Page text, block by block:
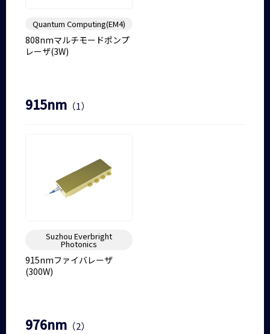
Quantum Computing(EM4)
808nmマルチモードポンプ
レーザ(3W)
915nm （1）
Suzhou Everbright
Photonics
915nmファイバレーザ
(300W)
976nm （2）